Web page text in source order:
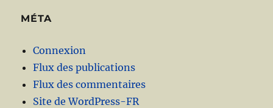
MÉTA
Connexion
Flux des publications
Flux des commentaires
Site de WordPress-FR